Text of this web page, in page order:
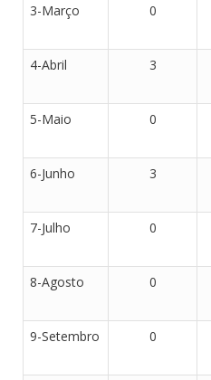
3-Março 0
4-Abril 3
5-Maio 0
6-Junho 3
7-Julho 0
8-Agosto 0
9-Setembro 0